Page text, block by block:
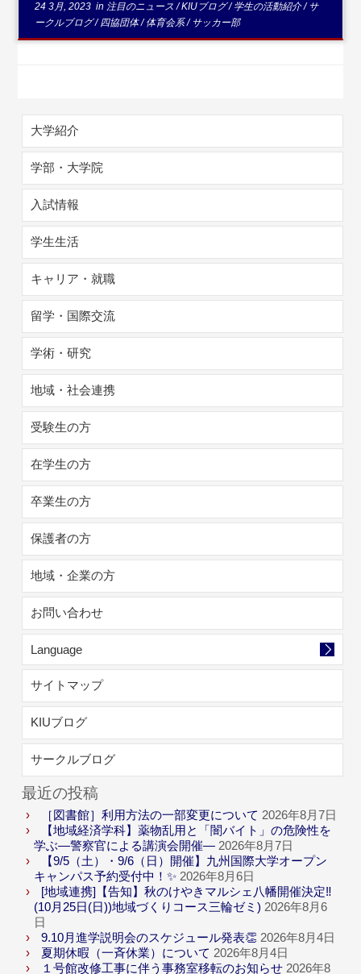
24 3月, 2023 in 注目のニュース/KIUブログ/学生の活動紹介/ サ
ークルブログ/四協団体/体育会系/ サッカー部
大学紹介
学部・大学院
入試情報
学生生活
キャリア・就職
留学・国際交流
学術・研究
地域・社会連携
受験生の方
在学生の方
卒業生の方
保護者の方
地域・企業の方
お問い合わせ
Language
サイトマップ
KIUブログ
サークルブログ
最近の投稿
［図書館］利用方法の一部変更について 2026年8月7日
【地域経済学科】薬物乱用と「闇バイト」の危険性を
学ぶ―警察官による講演会開催― 2026年8月7日
【9/5（土）・9/6（日）開催】九州国際大学オープン
キャンパス予約受付中！✨ 2026年8月6日
[地域連携]【告知】秋のけやきマルシェ八幡開催決定‼
(10月25日(日))地域づくりコース三輪ゼミ) 2026年8月6
日
9.10月進学説明会のスケジュール発表👏 2026年8月4日
夏期休暇（一斉休業）について 2026年8月4日
１号館改修工事に伴う事務室移転のお知らせ 2026年8